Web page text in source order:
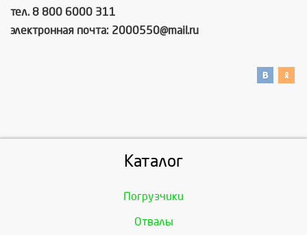
тел. 8 800 6000 311
электронная почта: 2000550@mail.ru
Каталог
Погрузчики
Отвалы